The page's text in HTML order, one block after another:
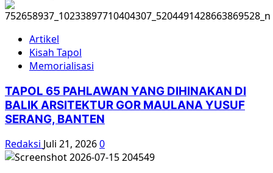
Artikel
Kisah Tapol
Memorialisasi
TAPOL 65 PAHLAWAN YANG DIHINAKAN DI
BALIK ARSITEKTUR GOR MAULANA YUSUF
SERANG, BANTEN
Redaksi Juli 21, 20260